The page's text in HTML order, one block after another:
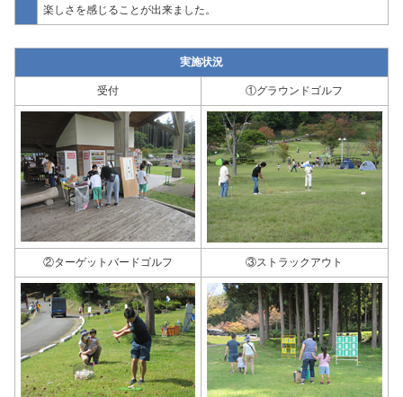
楽しさを感じることが出来ました。
実施状況
受付 ①グラウンドゴルフ
②ターゲットバードゴルフ ③ストラックアウト